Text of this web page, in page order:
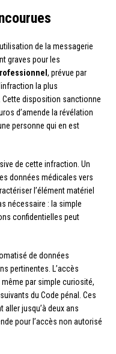
de la messagerie
graves pour les
, prévue par
la plus
disposition sanctionne
d’amende la révélation
personne qui en est
de cette infraction. Un
données médicales vers
l’élément matériel
nécessaire : la simple
confidentielles peut
de données
pertinentes. L’accès
par simple curiosité,
du Code pénal. Ces
jusqu’à deux ans
pour l’accès non autorisé